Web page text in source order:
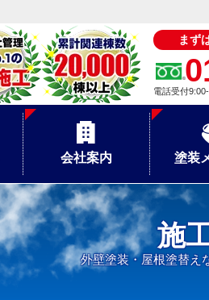
まず
電話受付
会社案内 塗装
施
外壁塗装・屋根塗替え